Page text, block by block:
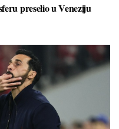
preselio u Veneziju